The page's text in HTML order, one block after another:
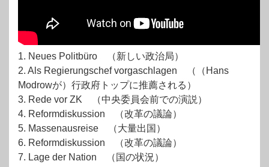
1. Neues Politbüro （新しい政治局）
2. Als Regierungschef vorgaschlagen （（Hans
Modrowが）行政府トップに推薦される）
3. Rede vor ZK （中央委員会前での演説）
4. Reformdiskussion （改革の議論）
5. Massenausreise （大量出国）
6. Reformdiskussion （改革の議論）
7. Lage der Nation （国の状況）